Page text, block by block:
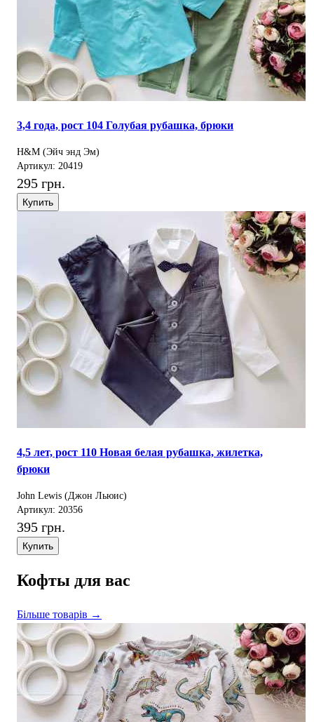
3,4 года, рост 104 Голубая рубашка, брюки
H&M (Эйч энд Эм)
Артикул: 20419
295 грн.
Купить
4,5 лет, рост 110 Новая белая рубашка, жилетка,
брюки
John Lewis (Джон Льюис)
Артикул: 20356
395 грн.
Купить
Кофты для вас
Більше товарів →